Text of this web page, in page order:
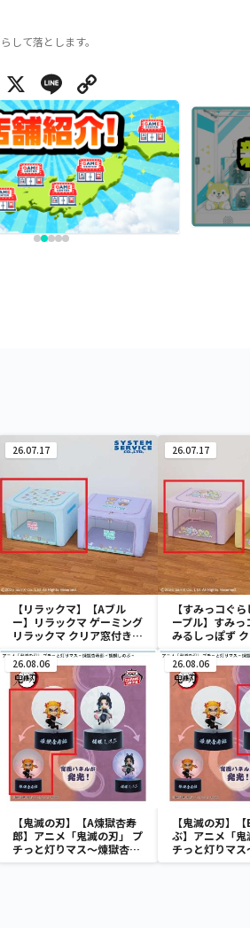
して落とします。
X Line
26.07.17
【リラックマ】【Aブル
ー】リラックマ ゲーミング
リラックマ クリア窓付き収
納ボックス
26.07.17
【すみっコぐ
ープル】すみっ
みるしっぽず
収納ボックス
26.08.06
【鬼滅の刃】【A煉獄杏寿
郎】アニメ「鬼滅の刃」 プ
チっと灯りマス～煉獄杏寿
郎・胡蝶しのぶ～
26.08.06
【鬼滅の刃】
ぶ】アニメ「鬼
チっと灯りマス
郎・胡蝶しのぶ